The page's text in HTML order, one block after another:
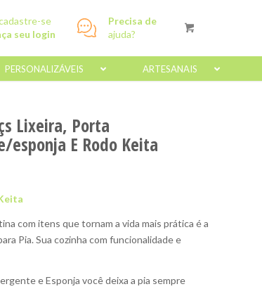
se
seu login
Precisa de
ajuda?
PERSONALIZÁVEIS ARTESANAIS
Lixeira, Porta
esponja E Rodo Keita
com itens que tornam a vida mais prática é a
Pia. Sua cozinha com funcionalidade e
e Esponja você deixa a pia sempre